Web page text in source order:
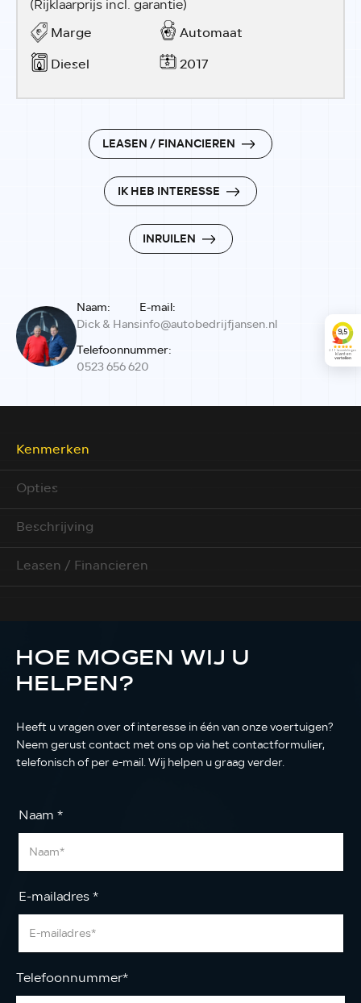
(Rijklaarprijs incl. garantie)
Marge
Automaat
Diesel
2017
LEASEN / FINANCIEREN
IK HEB INTERESSE
INRUILEN
Naam:
Dick & Hans
E-mail:
info@autobedrijfjansen.nl
Telefoonnummer:
0523 656 620
Kenmerken
Opties
Beschrijving
Leasen / Financieren
HOE MOGEN WIJ U
HELPEN?
Heeft u vragen over of interesse in één van onze voertuigen?
Neem gerust contact met ons op via het contactformulier,
telefonisch of per e-mail. Wij helpen u graag verder.
Naam *
E-mailadres*
Telefoonnummer*